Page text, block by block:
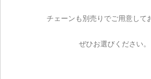
チェーンも別売りでご用意して
ぜひお選びください。